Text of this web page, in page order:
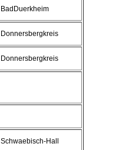
BadDuerkheim
Donnersbergkreis
Donnersbergkreis
Schwaebisch-Hall